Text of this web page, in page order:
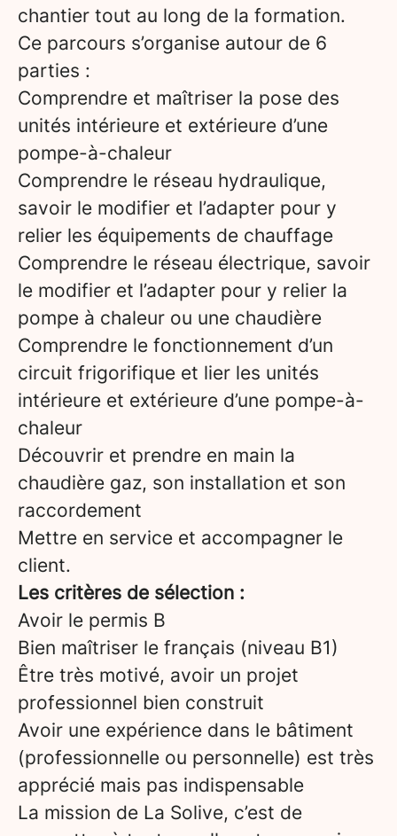
chantier tout au long de la formation.
Ce parcours s’organise autour de 6
parties :
Comprendre et maîtriser la pose des
unités intérieure et extérieure d’une
pompe-à-chaleur
Comprendre le réseau hydraulique,
savoir le modifier et l’adapter pour y
relier les équipements de chauffage
Comprendre le réseau électrique, savoir
le modifier et l’adapter pour y relier la
pompe à chaleur ou une chaudière
Comprendre le fonctionnement d’un
circuit frigorifique et lier les unités
intérieure et extérieure d’une pompe-à-
chaleur
Découvrir et prendre en main la
chaudière gaz, son installation et son
raccordement
Mettre en service et accompagner le
client.
Les critères de sélection :
Avoir le permis B
Bien maîtriser le français (niveau B1)
Être très motivé, avoir un projet
professionnel bien construit
Avoir une expérience dans le bâtiment
(professionnelle ou personnelle) est très
apprécié mais pas indispensable
La mission de La Solive, c’est de